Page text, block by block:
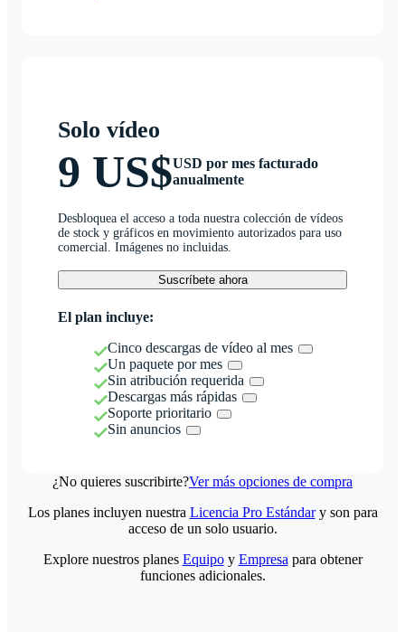
Solo vídeo
9 US$USD por mes facturado
anualmente
Desbloquea el acceso a toda nuestra colección de vídeos
de stock y gráficos en movimiento autorizados para uso
comercial. Imágenes no incluidas.
Suscríbete ahora
El plan incluye:
Cinco descargas de vídeo al mes
Un paquete por mes
Sin atribución requerida
Descargas más rápidas
Soporte prioritario
Sin anuncios
¿No quieres suscribirte?Ver más opciones de compra
Los planes incluyen nuestra Licencia Pro Estándary son para
acceso de un solo usuario.
Explore nuestros planes Equipoy Empresa para obtener
funciones adicionales.